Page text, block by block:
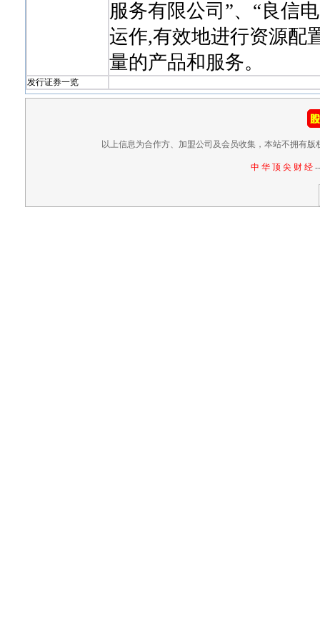
服务有限公司”、“良信
运作,有效地进行资源配
量的产品和服务。
发行证券一览
以上信息为合作方、加盟公司及会员收集，本站不拥有
中 华 顶 尖 财 经